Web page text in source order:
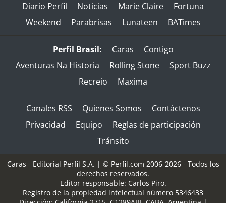
Diario Perfil Noticias Marie Claire
Fortuna
Weekend
Parabrisas Lunateen BATimes
Perfil Brasil: Caras
Contigo
Aventuras Na Historia
Rolling Stone
Sport Buzz
Recreio
Maxima
Canales RSS Quienes Somos
Contáctenos
Privacidad
Equipo
Reglas de participación
Tránsito
Caras - Editorial Perfil S.A. | © Perfil.com 2006-2026 - Todos los
derechos reservados.
Editor responsable: Carlos Piro.
Registro de la propiedad intelectual número 5346433